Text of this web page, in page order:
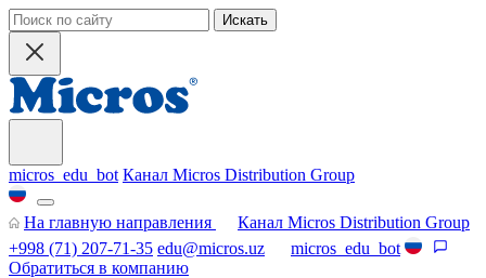
Искать
micros_edu_bot Канал Micros Distribution Group
На главную направления
Канал Micros Distribution Group
+998 (71) 207-71-35 edu@micros.uz
micros_edu_bot
Обратиться в компанию